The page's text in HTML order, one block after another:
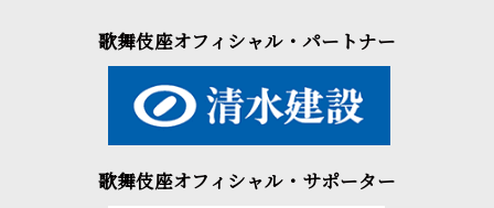
歌舞伎座オフィシャル・パートナー
歌舞伎座オフィシャル・サポーター